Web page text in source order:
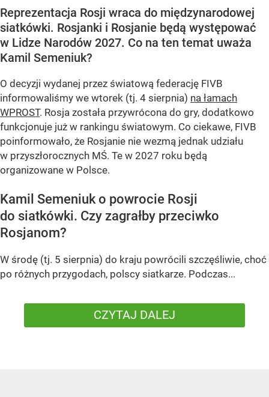
Reprezentacja Rosji wraca do międzynarodowej
siatkówki. Rosjanki i Rosjanie będą występować
w Lidze Narodów 2027. Co na ten temat uważa
Kamil Semeniuk?
O decyzji wydanej przez światową federację FIVB
informowaliśmy we wtorek (tj. 4 sierpnia) na łamach
WPROST. Rosja została przywrócona do gry, dodatkowo
funkcjonuje już w rankingu światowym. Co ciekawe, FIVB
poinformowało, że Rosjanie nie wezmą jednak udziału
w przyszłorocznych MŚ. Te w 2027 roku będą
organizowane w Polsce.
Kamil Semeniuk o powrocie Rosji
do siatkówki. Czy zagrałby przeciwko
Rosjanom?
W środę (tj. 5 sierpnia) do kraju powrócili szczęśliwie, choć
po różnych przygodach, polscy siatkarze. Podczas...
CZYTAJ DALEJ